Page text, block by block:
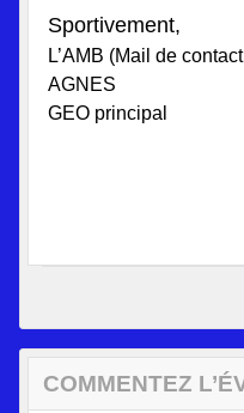
Sportivement,
L’AMB (Mail de
AGNES
GEO principal
COMMENTEZ